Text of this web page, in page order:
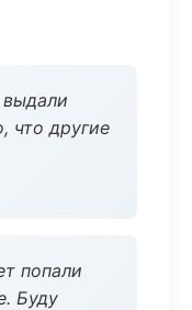
что другие
попали
Буду